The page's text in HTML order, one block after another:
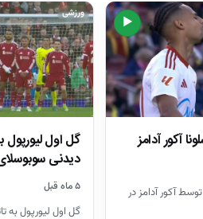
▶
آکور آدامز
آکور آدامز در
ورزشی
گل اول لیورپول
دیدنی
۵ ماه قبل
گل اول لیورپول به